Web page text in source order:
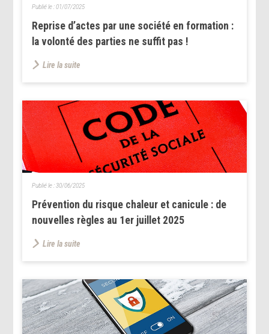
Reprise d’actes par une société en formation :
la volonté des parties ne suffit pas !
Publié le :01/07/2025
Lire la suite
Prévention du risque chaleur et canicule : de
nouvelles règles au 1er juillet 2025
Publié le :30/06/2025
Lire la suite